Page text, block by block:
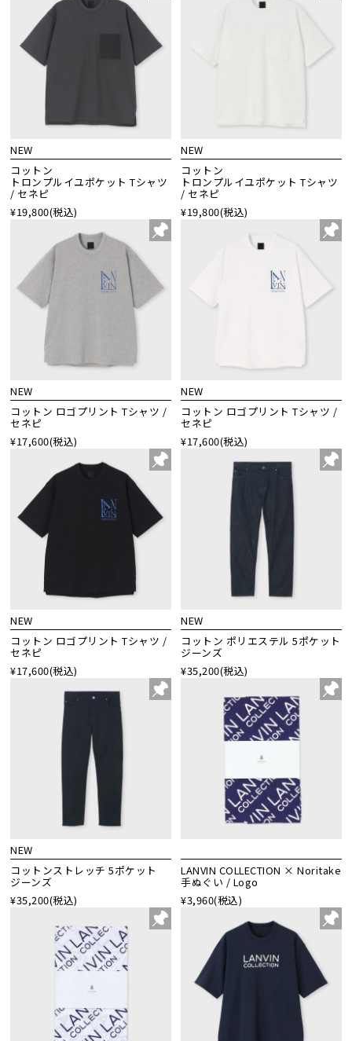
NEW
コットン
トロンプルイユポケット Tシャツ
/ セネピ
¥19,800(税込)
NEW
コットン
トロンプルイユポケット Tシャツ
/ セネピ
¥19,800(税込)
NEW
コットン ロゴプリント Tシャツ /
セネピ
¥17,600(税込)
NEW
コットン ロゴプリント Tシャツ /
セネピ
¥17,600(税込)
NEW
コットン ロゴプリント Tシャツ /
セネピ
¥17,600(税込)
NEW
コットン ポリエステル 5ポケット
ジーンズ
¥35,200(税込)
NEW
コットンストレッチ 5ポケット
ジーンズ
¥35,200(税込)
LANVIN COLLECTION × Noritake
手ぬぐい / Logo
¥3,960(税込)